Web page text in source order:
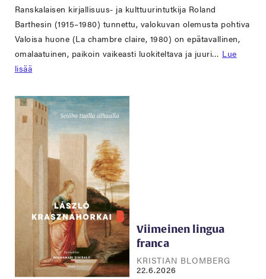
Ranskalaisen kirjallisuus- ja kulttuurintutkija Roland
Barthesin (1915–1980) tunnettu, valokuvan olemusta pohtiva
Valoisa huone (La chambre claire, 1980) on epätavallinen,
omalaatuinen, paikoin vaikeasti luokiteltava ja juuri… Lue
lisää
Viimeinen lingua
franca
KRISTIAN BLOMBERG
22.6.2026